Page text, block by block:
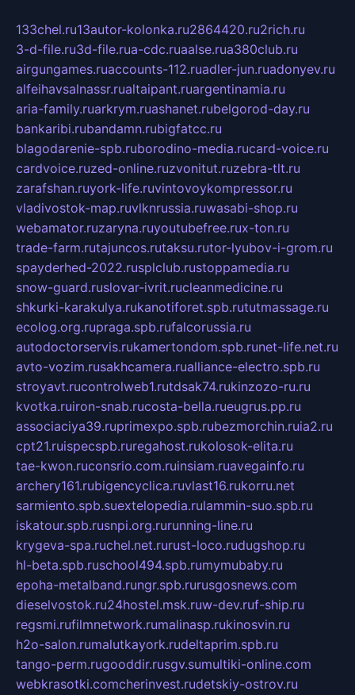
133chel.ru13autor-kolonka.ru2864420.ru2rich.ru
3-d-file.ru3d-file.rua-cdc.ruaalse.rua380club.ru
airgungames.ruaccounts-112.ruadler-jun.ruadonyev.ru
alfeihavsalnassr.rualtaipant.ruargentinamia.ru
aria-family.ruarkrym.ruashanet.rubelgorod-day.ru
bankaribi.rubandamn.rubigfatcc.ru
blagodarenie-spb.ruborodino-media.rucard-voice.ru
cardvoice.ruzed-online.ruzvonitut.ruzebra-tlt.ru
zarafshan.ruyork-life.ruvintovoykompressor.ru
vladivostok-map.ruvlknrussia.ruwasabi-shop.ru
webamator.ruzaryna.ruyoutubefree.rux-ton.ru
trade-farm.rutajuncos.rutaksu.rutor-lyubov-i-grom.ru
spayderhed-2022.rusplclub.rustoppamedia.ru
snow-guard.ruslovar-ivrit.rucleanmedicine.ru
shkurki-karakulya.rukanotiforet.spb.rututmassage.ru
ecolog.org.rupraga.spb.rufalcorussia.ru
autodoctorservis.rukamertondom.spb.runet-life.net.ru
avto-vozim.rusakhcamera.rualliance-electro.spb.ru
stroyavt.rucontrolweb1.rutdsak74.rukinzozo-ru.ru
kvotka.ruiron-snab.rucosta-bella.rueugrus.pp.ru
associaciya39.ruprimexpo.spb.rubezmorchin.ruia2.ru
cpt21.ruispecspb.ruregahost.rukolosok-elita.ru
tae-kwon.ruconsrio.com.ruinsiam.ruavegainfo.ru
archery161.rubigencyclica.ruvlast16.rukorru.net
sarmiento.spb.suextelopedia.rulammin-suo.spb.ru
iskatour.spb.rusnpi.org.rurunning-line.ru
krygeva-spa.ruchel.net.rurust-loco.rudugshop.ru
hl-beta.spb.ruschool494.spb.rumymubaby.ru
epoha-metalband.rungr.spb.rurusgosnews.com
dieselvostok.ru24hostel.msk.ruw-dev.ruf-ship.ru
regsmi.rufilmnetwork.rumalinasp.rukinosvin.ru
h2o-salon.rumalutkayork.rudeltaprim.spb.ru
tango-perm.rugooddir.rusgv.sumultiki-online.com
webkrasotki.comcherinvest.rudetskiy-ostrov.ru